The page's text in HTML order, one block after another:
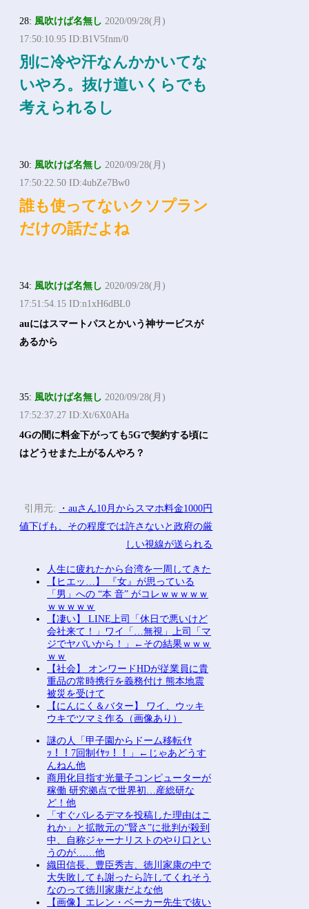
28: 風吹けば名無し 2020/09/28(月)
17:50:10.95 ID:B1V5fnm/0
別に冷や汗なんかかいてな
いやろ。抜け道いくらでも
考えられるし
30: 風吹けば名無し 2020/09/28(月)
17:50:22.50 ID:4ubZe7Bw0
誰も使ってないクソプラン
だけの話だよね
34: 風吹けば名無し 2020/09/28(月)
17:51:54.15 ID:n1xH6dBL0
auにはスマートパスとかいう神サービスが
あるから
35: 風吹けば名無し 2020/09/28(月)
17:52:37.27 ID:Xt/6X0AHa
4Gの間に料金下がっても5Gで契約する頃に
はどうせまた上がるんやろ？
引用元:
・auさん10月からスマホ料金1000円
値下げも、その程度では許さないと政府の厳
しい視線が送られる
人生に疲れたから台湾を一周してきた
【ヒエッ…】 『女』が思っている
「男」への “本 音” がコレｗｗｗｗｗ
ｗｗｗｗｗ
【凄い】 LINE上司「休日で悪いけど
会社来て！」ワイ「…無視」上司「マ
ジでヤバいから！」←その結果ｗｗｗ
ｗｗ
【社会】 オンワードHDが従業員に貴
重品の常時携行を義務付け 熊本地震
被災を受けて
【にんにく＆バター】 ワイ、ウッキ
ウキでツマミ作る（画像あり）
謎の人「甲子園からドーム移転ｲﾔ
ｯ！！7回制ｲﾔｯ！！」←じゃあどうす
んねん他
商用化目指す光量子コンピューターが
稼働 研究拠点で世界初…産総研な
ど！他
「すぐバレるデマを投稿した理由はこ
れか」と拡散元の”賢さ”に批判が殺到
中、自称ジャーナリストのやり口とい
うのが……他
織田信長、豊臣秀吉、徳川家康の中で
大失敗しても謝ったら許してくれそう
なのって徳川家康だよな他
【画像】エレン・ベーカー先生で抜い